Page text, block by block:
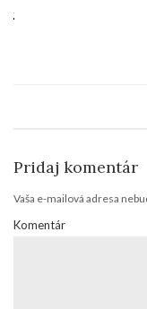
Pridaj komentár
Vaša e-mailová adresa
Komentár